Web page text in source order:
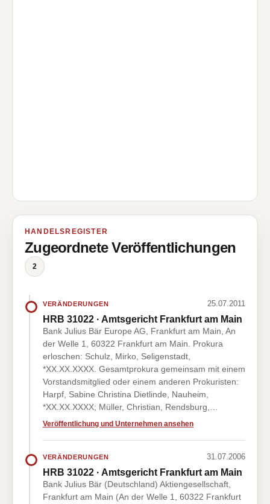
HANDELSREGISTER
Zugeordnete Veröffentlichungen
2
VERÄNDERUNGEN 25.07.2011
HRB 31022 · Amtsgericht Frankfurt am Main
Bank Julius Bär Europe AG, Frankfurt am Main, An
der Welle 1, 60322 Frankfurt am Main. Prokura
erloschen: Schulz, Mirko, Seligenstadt,
*XX.XX.XXXX. Gesamtprokura gemeinsam mit einem
Vorstandsmitglied oder einem anderen Prokuristen:
Harpf, Sabine Christina Dietlinde, Nauheim,
*XX.XX.XXXX; Müller, Christian, Rendsburg,…
Veröffentlichung und Unternehmen ansehen
VERÄNDERUNGEN 31.07.2006
HRB 31022 · Amtsgericht Frankfurt am Main
Bank Julius Bär (Deutschland) Aktiengesellschaft,
Frankfurt am Main (An der Welle 1, 60322 Frankfurt